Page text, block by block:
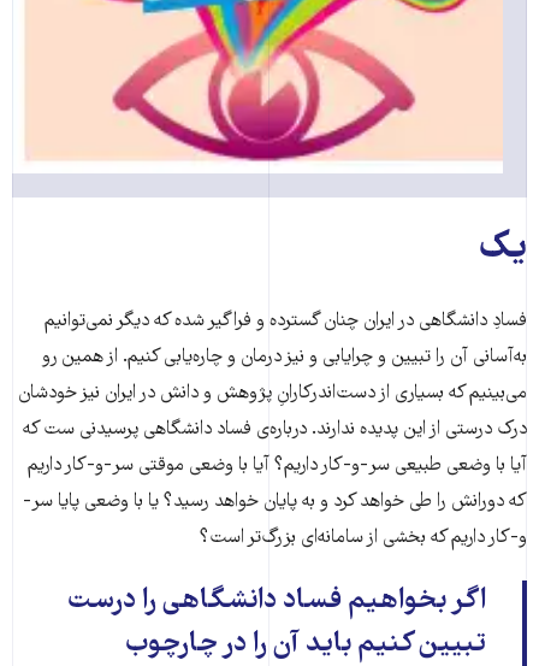
یک
فسادِ دانشگاهی در ایران چنان گسترده و فراگیر شده که دیگر نمی‌توانیم
به‌آسانی آن را تبیین و چرایابی و نیز درمان و چاره‌یابی کنیم. از همین رو
می‌بینیم که بسیاری از دست‌اندرکارانِ پژوهش و دانش در ایران نیز خودشان
درک درستی از این پدیده ندارند. درباره‌ی فساد دانشگاهی پرسیدنی ست که
آیا با وضعی طبیعی سر-و-کار داریم؟ آیا با وضعی موقتی سر-و-کار داریم
که دورانش را طی خواهد کرد و به پایان خواهد رسید؟ یا با وضعی پایا سر-
و-کار داریم که بخشی از سامانه‌ای بزرگ‌تر است؟
اگر بخواهیم فساد دانشگاهی را درست
تبیین کنیم باید آن را در چارچوب